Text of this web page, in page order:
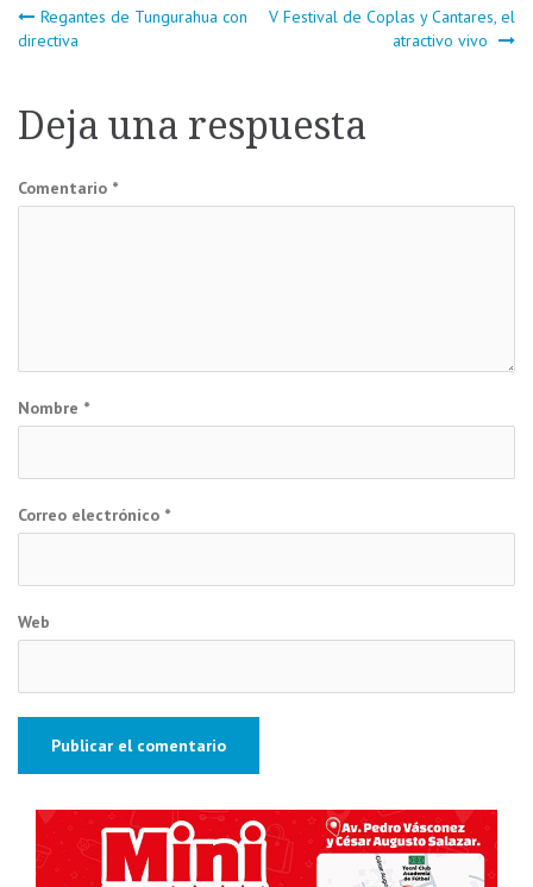
Navegación
entradas
Regantes de Tungurahua con
directiva
V Festival de Coplas y Cantares, el
atractivo vivo
Deja una respuesta
Comentario *
Nombre *
Correo electrónico *
Web